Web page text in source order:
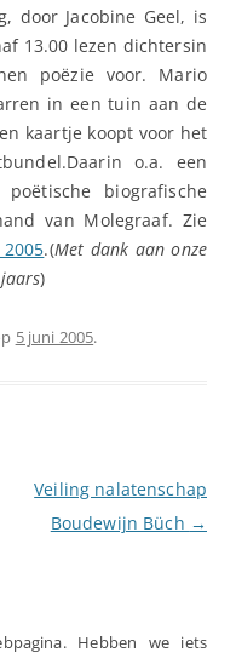
door Jacobine Geel, is
13.00 lezen dichtersin
poëzie voor. Mario
in een tuin aan de
kaartje koopt voor het
o.a. een
biografische
van Molegraaf. Zie
.(Met dank aan onze
)
5 juni 2005.
Veiling nalatenschap
Boudewijn Büch →
Hebben we iets